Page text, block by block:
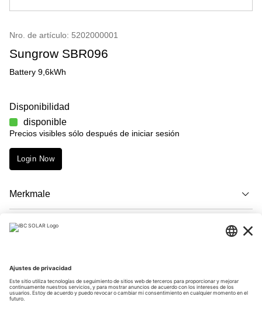
Nro. de artículo: 5202000001
Sungrow SBR096
Battery 9,6kWh
Disponibilidad
disponible
Precios visibles sólo después de iniciar sesión
Login Now
Merkmale
Descripción
Descargas